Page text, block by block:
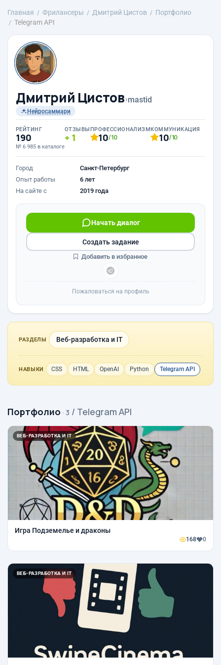
Главная Фрилансеры Дмитрий Цистов
Портфолио
Telegram API
Дмитрий Цистов›mastid
Нейросаммари
РЕЙТИНГ
190
№ 6 985 в каталоге
ОТЗЫВЫ
1
ПРОФЕССИОНАЛИЗМ
10/10
КОММУНИКАЦИЯ
10/10
Город
Санкт-Петербург
Опыт работы
6 лет
На сайте с
2019 года
Начать диалог
Создать задание
Добавить в избранное
Пожаловаться на профиль
РАЗДЕЛЫ Веб-разработка и IT
НАВЫКИ CSS HTML OpenAI Python Telegram API
Портфолио · 3 / Telegram API
ВЕБ-РАЗРАБОТКА И IT
Игра Подземелье и драконы
168 0
ВЕБ-РАЗРАБОТКА И IT